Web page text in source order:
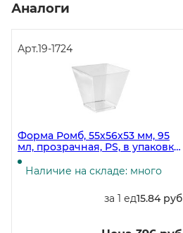
Аналоги
Арт.19-1724
Форма Ромб, 55х56х53 мм, 95
мл, прозрачная, PS, в упаковке
25 штук, в коробке 500 штук
Наличие на складе: много
за 1 ед15.84 руб